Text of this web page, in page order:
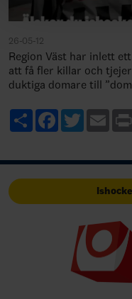
26-05-12
Region Väst har inlett
att få fler killar och tjejer att bli
duktiga domare till ”domarfamiljen”.
ShareFacebook
Twitter